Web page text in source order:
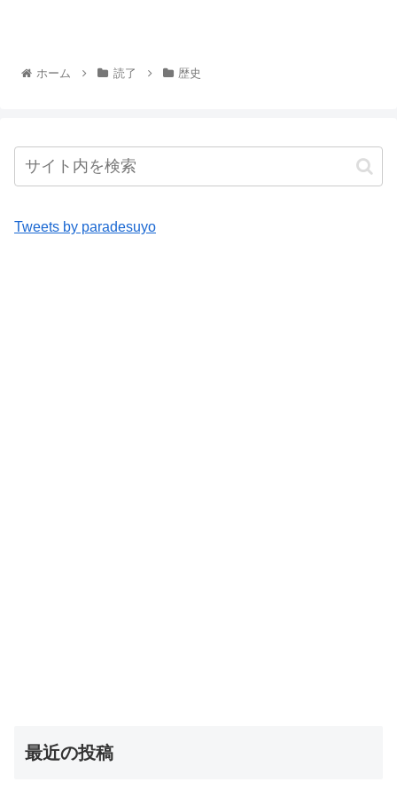
ホーム 読了 歴史
Tweets by paradesuyo
最近の投稿